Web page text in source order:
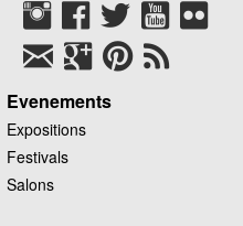
Evenements
Expositions
Festivals
Salons